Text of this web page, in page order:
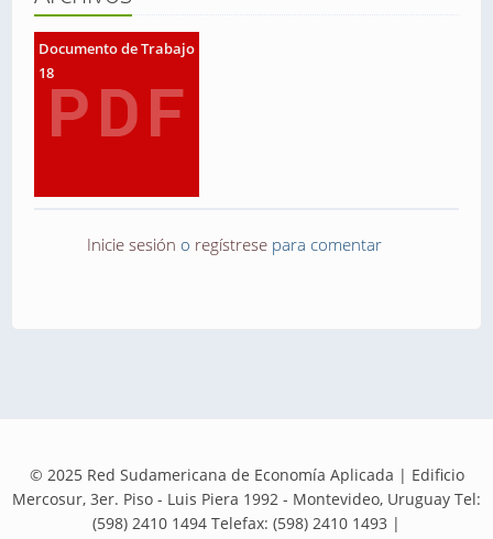
Documento de Trabajo
18
Inicie sesión o regístresepara comentar
© 2025 Red Sudamericana de Economía Aplicada | Edificio
Mercosur, 3er. Piso - Luis Piera 1992 - Montevideo, Uruguay Tel:
(598) 2410 1494 Telefax: (598) 2410 1493 |